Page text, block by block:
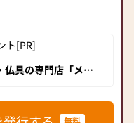
ト[PR]
仏具の専門店「メモ
級の豊富な品揃え
の需要を取り入
設。お客様に大変